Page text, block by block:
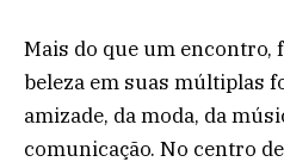
Mais do que um encontro,
beleza em suas múltiplas
amizade, da moda, da
comunicação. No centro